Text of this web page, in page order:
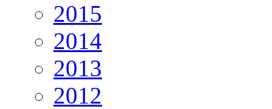
2015
2014
2013
2012